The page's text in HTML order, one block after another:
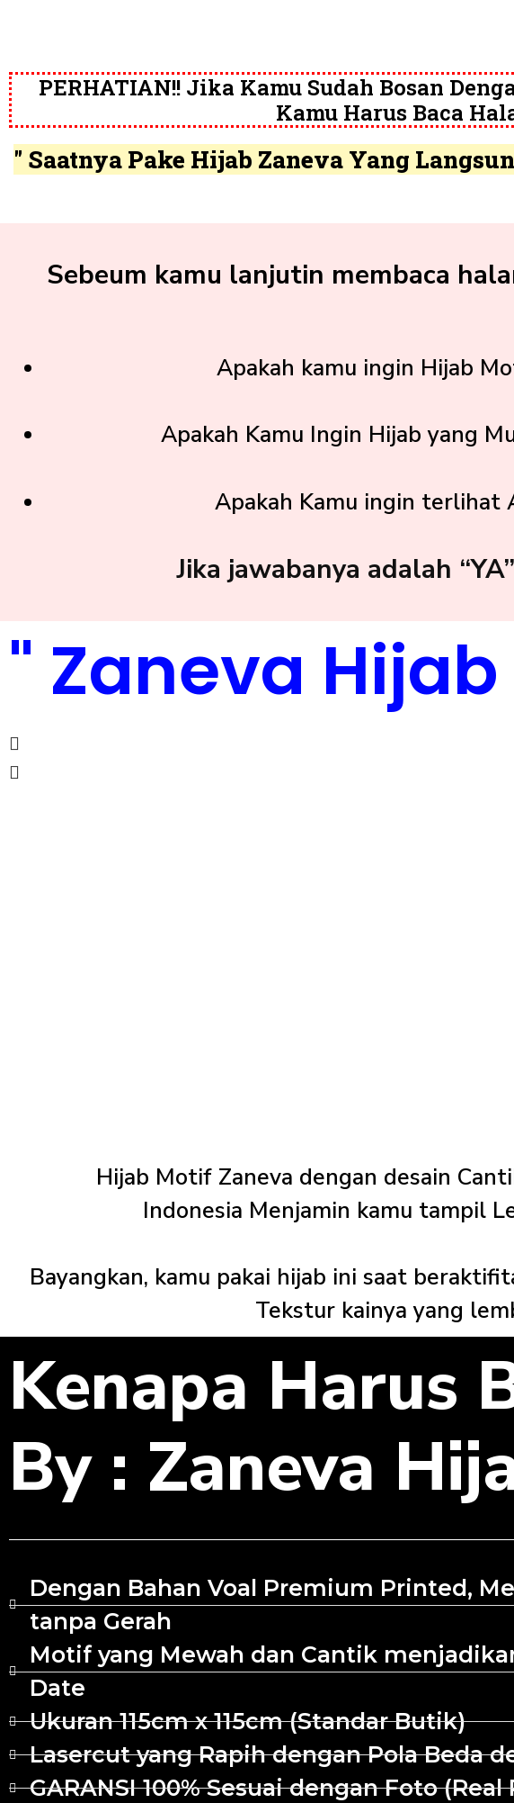
PERHATIAN!! Jika Kamu Sudah Bosan
Kamu Harus Baca
" Saatnya Pake Hijab Zaneva Yang
Sebeum kamu lanjutin membaca
Apakah kamu ingin Hijab
Apakah Kamu Ingin Hijab yang
Apakah Kamu ingin terlihat
Jika jawabanya adalah
" Zaneva
Hijab Motif Zaneva dengan desain
Indonesia Menjamin kamu tampil
Bayangkan, kamu pakai hijab ini saat
Tekstur kainya yang
Kenapa Harus
By : Zaneva
Dengan Bahan Voal Premium Printed,
tanpa Gerah
Motif yang Mewah dan Cantik
Date
Ukuran 115cm x 115cm (Standar Butik)
Lasercut yang Rapih dengan Pola Beda
GARANSI 100% Sesuai dengan Foto